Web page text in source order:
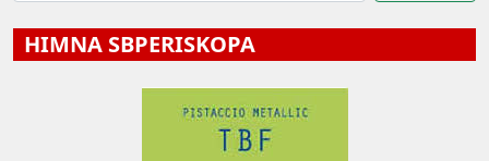
HIMNA SBPERISKOPA